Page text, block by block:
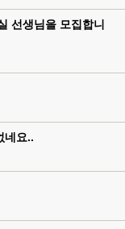
선생님을 모집합니
네요..